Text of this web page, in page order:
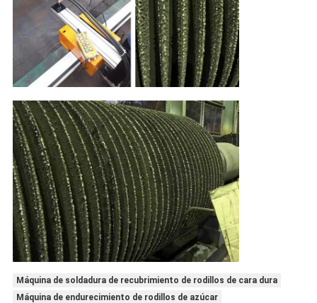
Máquina de soldadura de recubrimiento de rodillos de cara dura
Máquina de endurecimiento de rodillos de azúcar